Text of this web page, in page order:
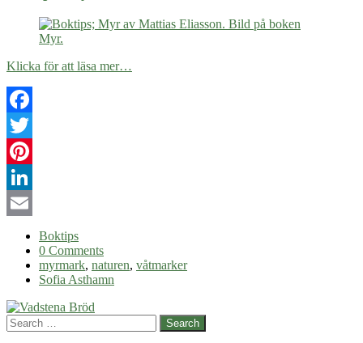
Klicka för att läsa mer…
Facebook
Twitter
Pinterest
LinkedIn
Boktips
0 Comments
myrmark, naturen, våtmarker
Sofia Asthamn
Search